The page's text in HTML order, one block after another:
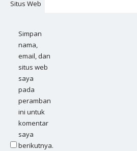
Situs Web
Simpan
nama,
email, dan
situs web
saya
pada
peramban
ini untuk
komentar
saya
berikutnya.